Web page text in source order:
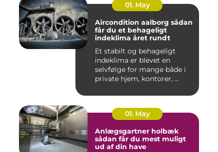
01. May
Aircondition aalborg sådan
får du et behageligt
indeklima året rundt
Et stabilt og behageligt
indeklima er blevet en
selvfølge for mange både i
private hjem, kontorer, ...
01. May
Anlægsgartner holbæk
sådan får du mest muligt
ud af din have